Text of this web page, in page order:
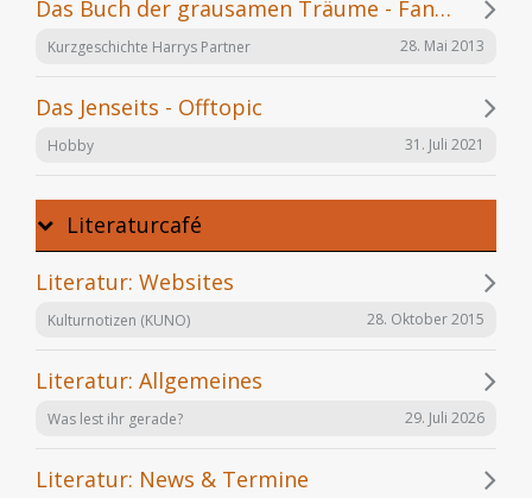
Das Buch der grausamen Träume - Fanfiction
Kurzgeschichte Harrys Partner 28. Mai 2013
Das Jenseits - Offtopic
Hobby 31. Juli 2021
Literaturcafé
Literatur: Websites
Kulturnotizen (KUNO) 28. Oktober 2015
Literatur: Allgemeines
Was lest ihr gerade? 29. Juli 2026
Literatur: News & Termine